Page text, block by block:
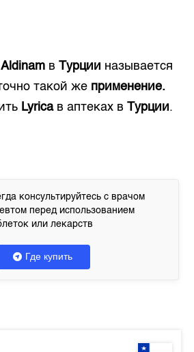
Aldinam в Турции называется
такой же применение.
Lyricaв аптеках в Турции.
консультируйтесь с врачом
перед использованием
или лекарств
Где купить